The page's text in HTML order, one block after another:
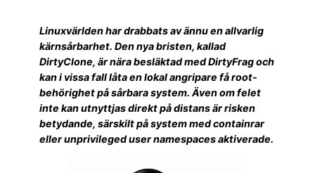
Linuxvärlden har drabbats av ännu en allvarlig
kärnsårbarhet. Den nya bristen, kallad
DirtyClone, är nära besläktad med DirtyFrag och
kan i vissa fall låta en lokal angripare få root-
behörighet på sårbara system. Även om felet
inte kan utnyttjas direkt på distans är risken
betydande, särskilt på system med containrar
eller unprivileged user namespaces aktiverade.